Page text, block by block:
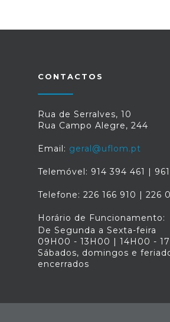
CONTACTOS
Rua de Serralves, 10
Rua Campo Alegre, 244
Email: geral@uflom.pt
Telemóvel: 914 394 461 | 961
Telefone: 226 166 910 | 226
Horário de Funcionamento:
De Segunda a Sexta-feira
09H00 - 13H00 | 14H00 -
Sábados, domingos e
encerrados